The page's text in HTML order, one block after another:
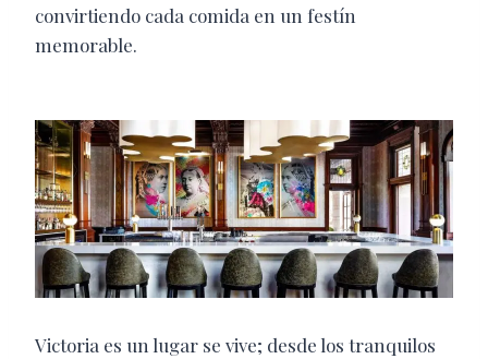
convirtiendo cada comida en un festín
memorable.
Victoria es un lugar se vive; desde los tranquilos